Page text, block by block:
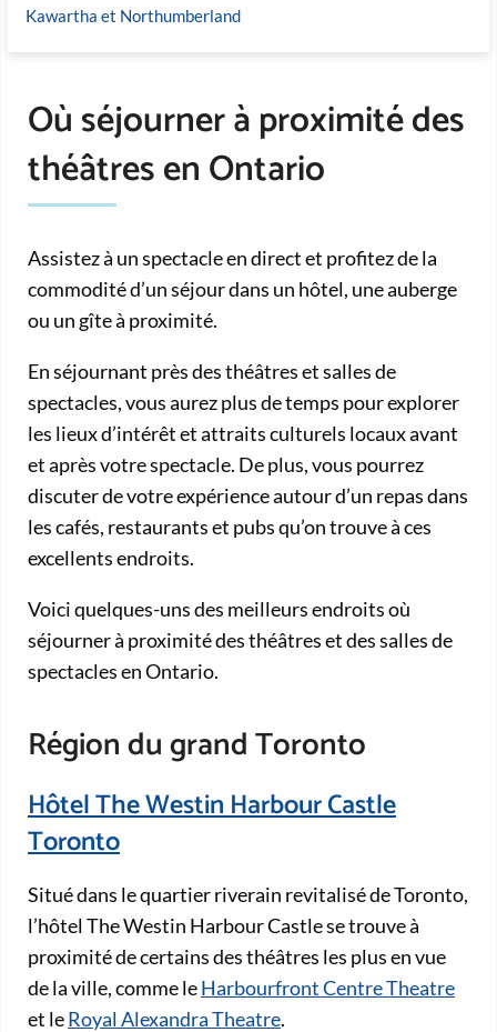
Kawartha et Northumberland
Où séjourner à proximité des
théâtres en Ontario
Assistez à un spectacle en direct et profitez de la
commodité d’un séjour dans un hôtel, une auberge
ou un gîte à proximité.
En séjournant près des théâtres et salles de
spectacles, vous aurez plus de temps pour explorer
les lieux d’intérêt et attraits culturels locaux avant
et après votre spectacle. De plus, vous pourrez
discuter de votre expérience autour d’un repas dans
les cafés, restaurants et pubs qu’on trouve à ces
excellents endroits.
Voici quelques-uns des meilleurs endroits où
séjourner à proximité des théâtres et des salles de
spectacles en Ontario.
Région du grand Toronto
Hôtel The Westin Harbour Castle
Toronto
Situé dans le quartier riverain revitalisé de Toronto,
l’hôtel The Westin Harbour Castle se trouve à
proximité de certains des théâtres les plus en vue
de la ville, comme leHarbourfront Centre Theatre
et leRoyal Alexandra Theatre.